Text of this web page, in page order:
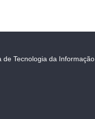
de Tecnologia da Informação